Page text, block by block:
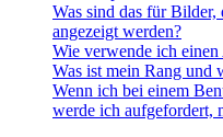
Was sind das für Bilder,
angezeigt werden?
Wie verwende ich einen
Was ist mein Rang und
Wenn ich bei einem
werde ich aufgefordert,